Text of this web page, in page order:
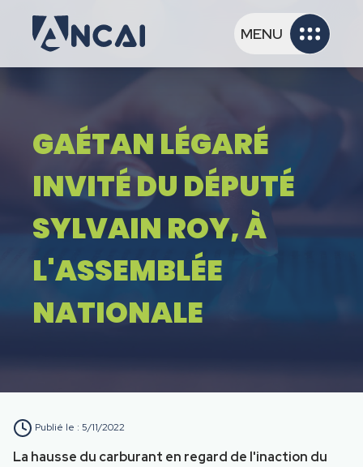
MENU
GAÉTAN LÉGARÉ
INVITÉ DU DÉPUTÉ
SYLVAIN ROY, À
L'ASSEMBLÉE
NATIONALE
Publié le : 5/11/2022
La hausse du carburant en regard de l'inaction du